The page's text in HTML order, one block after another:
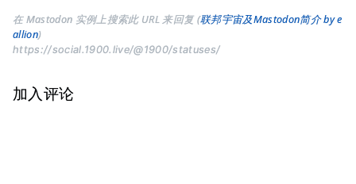
在 Mastodon 实例上搜索此 URL 来回复 (联邦宇宙及Mastodon简介 by e
allion)
https://social.1900.live/@1900/statuses/
加入评论